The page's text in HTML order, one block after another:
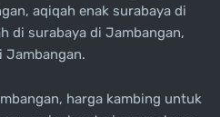
aqiqah enak surabaya di
di surabaya di Jambangan,
Jambangan.
harga kambing untuk